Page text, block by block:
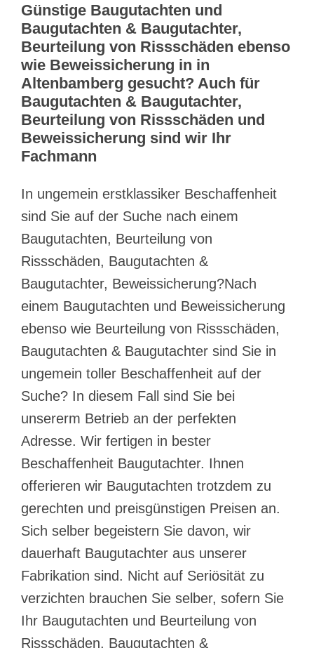
Günstige Baugutachten und
Baugutachten & Baugutachter,
Beurteilung von Rissschäden ebenso
wie Beweissicherung in in
Altenbamberg gesucht? Auch für
Baugutachten & Baugutachter,
Beurteilung von Rissschäden und
Beweissicherung sind wir Ihr
Fachmann
In ungemein erstklassiker Beschaffenheit
sind Sie auf der Suche nach einem
Baugutachten, Beurteilung von
Rissschäden, Baugutachten &
Baugutachter, Beweissicherung?Nach
einem Baugutachten und Beweissicherung
ebenso wie Beurteilung von Rissschäden,
Baugutachten & Baugutachter sind Sie in
ungemein toller Beschaffenheit auf der
Suche? In diesem Fall sind Sie bei
unsererm Betrieb an der perfekten
Adresse. Wir fertigen in bester
Beschaffenheit Baugutachter. Ihnen
offerieren wir Baugutachten trotzdem zu
gerechten und preisgünstigen Preisen an.
Sich selber begeistern Sie davon, wir
dauerhaft Baugutachter aus unserer
Fabrikation sind. Nicht auf Seriösität zu
verzichten brauchen Sie selber, sofern Sie
Ihr Baugutachten und Beurteilung von
Rissschäden, Baugutachten &